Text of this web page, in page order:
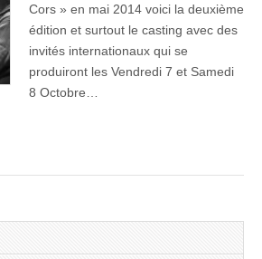
Saint
Pierre
Cors » en mai 2014 voici la deuxième
édition et surtout le casting avec des
invités internationaux qui se
produiront les Vendredi 7 et Samedi
8 Octobre…